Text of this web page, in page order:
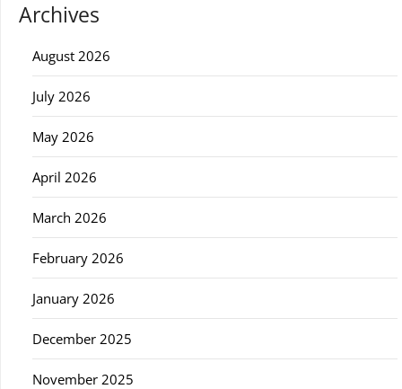
Archives
August 2026
July 2026
May 2026
April 2026
March 2026
February 2026
January 2026
December 2025
November 2025